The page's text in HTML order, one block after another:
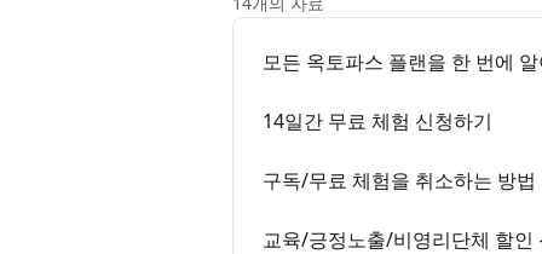
모든 옥토파스 플랜을 한 번에
14일간 무료 체험 신청하기
구독/무료 체험을 취소하는 방법
교육/긍정노출/비영리단체 할인